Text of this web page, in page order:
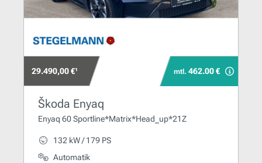
29.490,00 €¹ mtl. 462.00 €
Škoda Enyaq
Enyaq 60 Sportline*Matrix*Head_up*21Z
132 kW / 179 PS
Automatik